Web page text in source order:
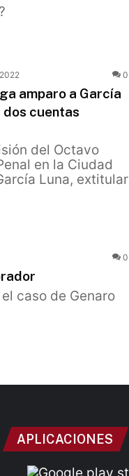
0
amparo a García
dos cuentas
del Octavo
en la Ciudad
Luna, extitular
0
caso de Genaro
APLICACIONES